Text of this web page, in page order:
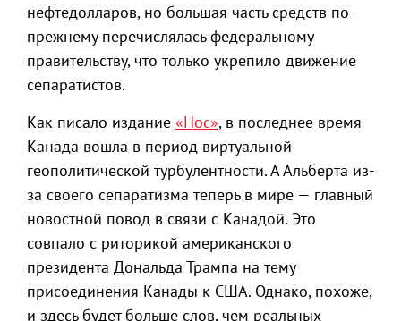
нефтедолларов, но большая часть средств по-
прежнему перечислялась федеральному
правительству, что только укрепило движение
сепаратистов.
Как писало издание «Нос», в последнее время
Канада вошла в период виртуальной
геополитической турбулентности. А Альберта из-
за своего сепаратизма теперь в мире — главный
новостной повод в связи с Канадой. Это
совпало с риторикой американского
президента Дональда Трампа на тему
присоединения Канады к США. Однако, похоже,
и здесь будет больше слов, чем реальных